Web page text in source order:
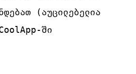
(აუცილებელია
ში